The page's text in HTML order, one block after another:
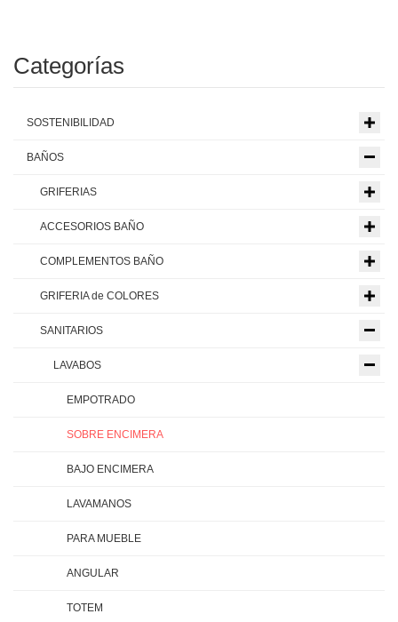
Categorías
SOSTENIBILIDAD
BAÑOS
GRIFERIAS
ACCESORIOS BAÑO
COMPLEMENTOS BAÑO
GRIFERIA de COLORES
SANITARIOS
LAVABOS
EMPOTRADO
SOBRE ENCIMERA
BAJO ENCIMERA
LAVAMANOS
PARA MUEBLE
ANGULAR
TOTEM